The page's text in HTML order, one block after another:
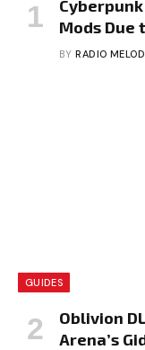
Mods
BY RADIO
GUIDES
Oblivion
Arena’s